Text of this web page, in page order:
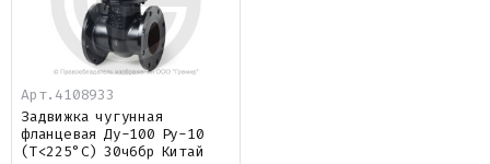
Арт. 4108933
Задвижка чугунная
фланцевая Ду-100 Ру-10
(Т<225°С) 30ч6бр Китай